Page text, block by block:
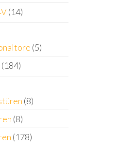
(14)
(5)
(184)
(8)
(8)
(178)